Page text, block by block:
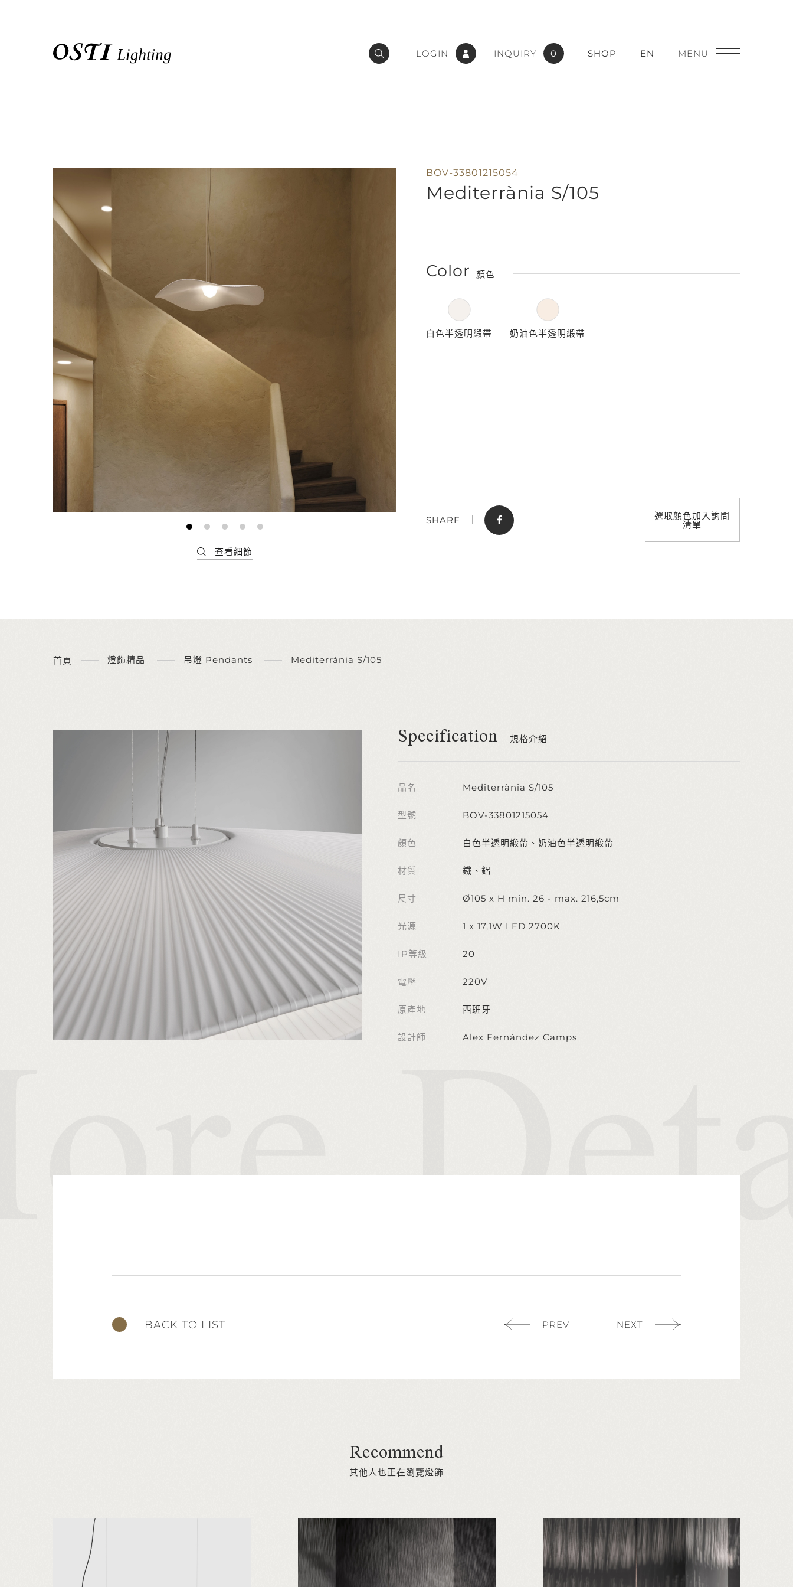
品牌介紹
會員專區
LOGIN INQUIRY 0 SHOP EN
BOV-33801215054
Mediterrània S/105
Color 顏色
白色半透明緞帶 奶油色半透明緞帶
選取顏色加入詢問
清單
SHARE
首頁 燈飾精品 吊燈 Pendants Mediterrània S/105
Specification 規格介紹
品名 Mediterrània S/105
型號 BOV-33801215054
顏色 白色半透明緞帶、奶油色半透明緞帶
材質 鐵、鋁
尺寸 Ø105 x H min. 26 - max. 216,5cm
光源 1 x 17,1W LED 2700K
IP等級 20
電壓 220V
原產地 西班牙
設計師 Alex Fernández Camps
BACK TO LIST PREV NEXT
Recommend
其他人也正在瀏覽燈飾